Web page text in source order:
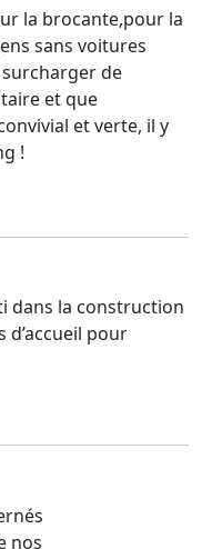
la brocante,pour la
sans voitures
de
et que
et verte, il y
!
dans la construction
d’accueil pour
nos